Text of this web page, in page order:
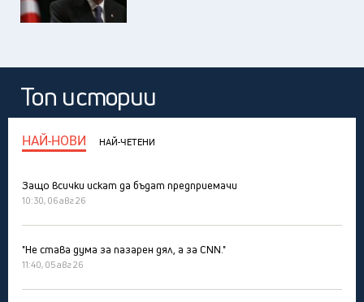
Топ истории
НАЙ-НОВИ НАЙ-ЧЕТЕНИ
Защо всички искат да бъдат предприемачи
10:30, 06 авг 26
"Не става дума за пазарен дял, а за CNN."
11:40, 05 авг 26